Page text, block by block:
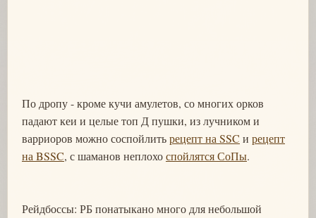
По дропу - кроме кучи амулетов, со многих орков
падают кеи и целые топ Д пушки, из лучником и
варриоров можно соспойлитьрецепт на SSC и рецепт
на BSSC, с шаманов неплохоспойлятся СоПы.
Рейдбоссы: РБ понатыкано много для небольшой